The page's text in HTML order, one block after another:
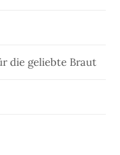
die geliebte Braut